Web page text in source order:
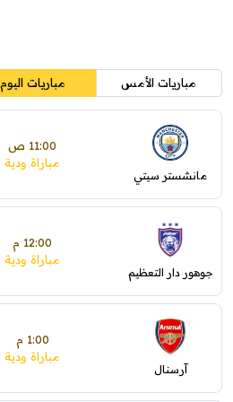
مباريات الأمس مباريات اليوم
مانشستر سيتي
11:00 ص
مباراة ودية
جوهور دار التعظيم
12:00 م
مباراة ودية
آرسنال
1:00 م
مباراة ودية